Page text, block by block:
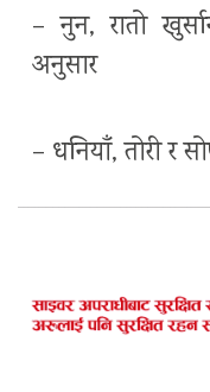
– नुन, रातो
अनुसार
– धनियाँ, तोरी र